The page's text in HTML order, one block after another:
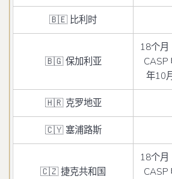
🇧🇪 比利时
🇧🇬 保加利亚
18个月
CASP
年10
🇭🇷 克罗地亚
🇨🇾 塞浦路斯
🇨🇿 捷克共和国
18个月
CASP